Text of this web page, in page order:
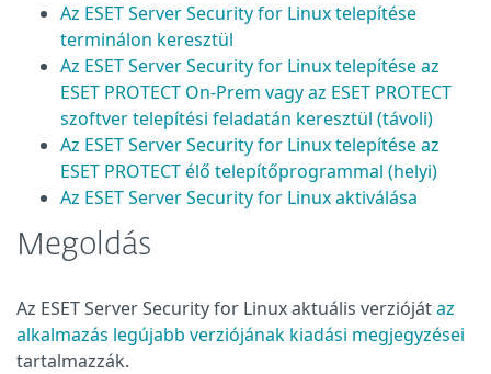
Az ESET Server Security for Linux telepítése
terminálon keresztül
Az ESET Server Security for Linux telepítése az
ESET PROTECT On-Prem vagy az ESET PROTECT
szoftver telepítési feladatán keresztül (távoli)
Az ESET Server Security for Linux telepítése az
ESET PROTECT élő telepítőprogrammal (helyi)
Az ESET Server Security for Linux aktiválása
Megoldás
Az ESET Server Security for Linux aktuális verziójátaz
alkalmazás legújabb verziójának kiadási megjegyzései
tartalmazzák.